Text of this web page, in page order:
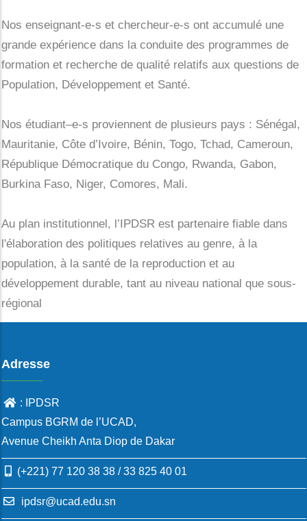
Nos enseignant-e-s et chercheur-e-s ont accumulé une
grande expérience dans la conduite des programmes de
formation et recherche de qualité relatifs aux questions de
Population, Développement et Santé.
Nos étudiant–e-s proviennent de plusieurs pays : Sénégal,
Mauritanie, Côte d’Ivoire, Bénin, Togo, Tchad, Cameroun,
République Démocratique du Congo, Rwanda, Gabon,
Burkina Faso, Niger, Comores, Mali.
Au plan institutionnel, l’IPDSR est partenaire fiable dans
l'élaboration des politiques relatives au genre, à la
population, à la santé de la reproduction et au
développement durable, tant au niveau national que sous-
régional
Adresse
: IPDSR
Campus BGRM de l’UCAD,
Avenue Cheikh Anta Diop de Dakar
(+221) 77 120 38 38 / 33 825 40 01
ipdsr@ucad.edu.sn